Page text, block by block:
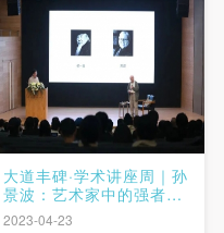
邱志杰致辞“每听一场都是人
格的净化，是艺术的感悟，
大道丰碑·学术讲座周｜孙
景波：艺术家中的强者
——忆侯一民、邓澍先生
2023-04-23